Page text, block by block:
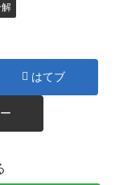
解
はてブ